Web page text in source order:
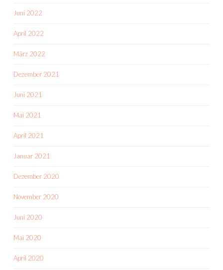
Juni 2022
April 2022
März 2022
Dezember 2021
Juni 2021
Mai 2021
April 2021
Januar 2021
Dezember 2020
November 2020
Juni 2020
Mai 2020
April 2020